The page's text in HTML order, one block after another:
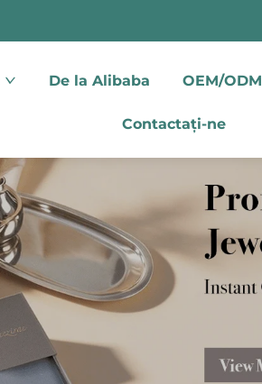
De la Alibaba OEM/ODM
Contactați-ne